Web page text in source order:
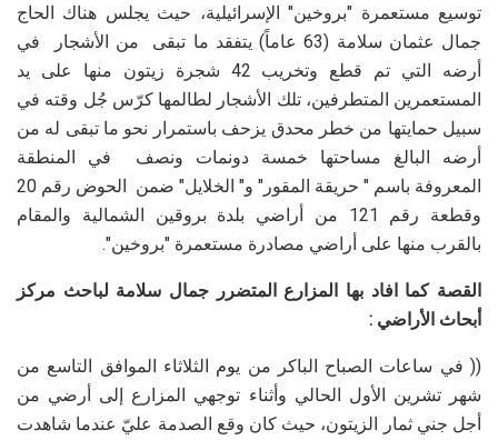
توسيع مستعمرة "بروخين" الإسرائيلية، حيث يجلس هناك الحاج
جمال عثمان سلامة (63 عاماً) يتفقد ما تبقى من الأشجار في
أرضه التي تم قطع وتخريب 42 شجرة زيتون منها على يد
المستعمرين المتطرفين، تلك الأشجار لطالمها كرّس جُل وقته في
سبيل حمايتها من خطر محدق يزحف باستمرار نحو ما تبقى له من
أرضه البالغ مساحتها خمسة دونمات ونصف في المنطقة
المعروفة باسم " حريقة المقور" و" الخلايل" ضمن الحوض رقم 20
وقطعة رقم 121 من أراضي بلدة بروقين الشمالية والمقام
بالقرب منها على أراضي مصادرة مستعمرة "بروخين".
القصة كما افاد بها المزارع المتضرر جمال سلامة لباحث مركز
أبحاث الأراضي :
(( في ساعات الصباح الباكر من يوم الثلاثاء الموافق التاسع من
شهر تشرين الأول الحالي وأثناء توجهي المزارع إلى أرضي من
أجل جني ثمار الزيتون، حيث كان وقع الصدمة عليّ عندما شاهدت